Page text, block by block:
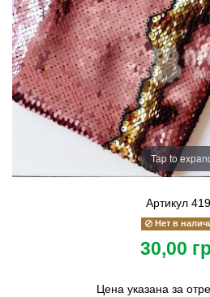
Tap to
Артикул
Нет в
30,00
Цена указана за